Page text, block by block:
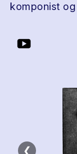
komponist
❮